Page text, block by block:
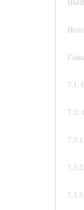
7.1.
7.2.